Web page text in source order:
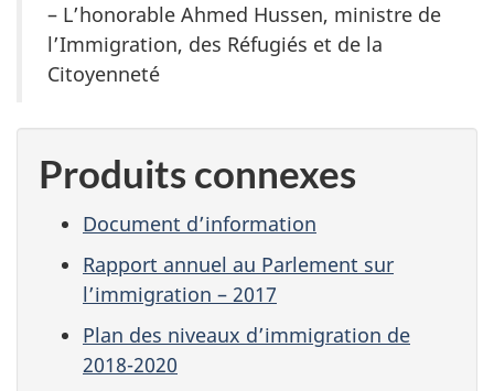
– L’honorable Ahmed Hussen, ministre de
l’Immigration, des Réfugiés et de la
Citoyenneté
Produits connexes
Document d’information
Rapport annuel au Parlement sur
l’immigration – 2017
Plan des niveaux d’immigration de
2018-2020